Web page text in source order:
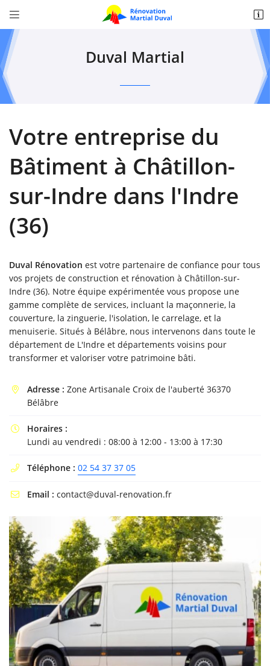
 
Zone Artisanale Croix de l'auberté,
Adresse email de réception
 Recopier le code ci-contre
En cochant cette case, vous consentez à recevoir nos propositions commerciales à
utilisantle formulaire de désinscription.
Duval Martial
Votre entreprise du
Bâtiment à Châtillon-
sur-Indre dans l'Indre
(36)
Duval Rénovation est votre partenaire de confiance pour tous
vos projets de construction et rénovation à Châtillon-sur-
Indre (36). Notre équipe expérimentée vous propose une
gamme complète de services, incluant la maçonnerie, la
couverture, la zinguerie, l'isolation, le carrelage, et la
menuiserie. Situés à Bélâbre, nous intervenons dans toute le
département de L'Indre et départements voisins pour
transformer et valoriser votre patrimoine bâti.
 Adresse : Zone Artisanale Croix de l'auberté 36370
Bélâbre

Horaires :
Lundi au vendredi : 08:00 à 12:00 - 13:00 à 17:30
 Téléphone : 02 54 37 37 05
 Email : contact@duval-renovation.fr